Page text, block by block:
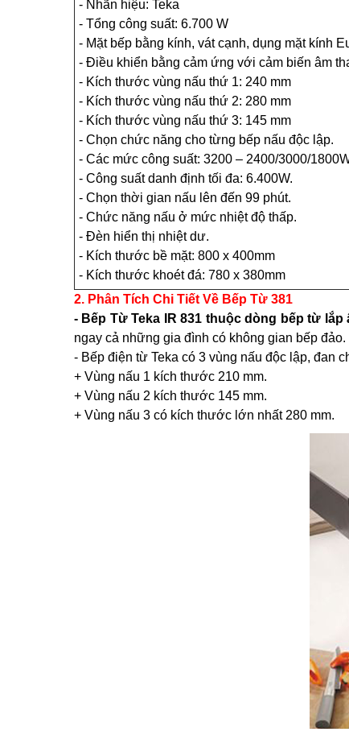
- Nhãn hiệu: Teka
- Tổng công suất: 6.700 W
- Mặt bếp bằng kính, vát cạnh, dụng mặt kính
- Điều khiển bằng cảm ứng với cảm biến âm
- Kích thước vùng nấu thứ 1: 240 mm
- Kích thước vùng nấu thứ 2: 280 mm
- Kích thước vùng nấu thứ 3: 145 mm
- Chọn chức năng cho từng bếp nấu độc lập.
- Các mức công suất: 3200 – 2400/3000/
- Công suất danh định tối đa: 6.400W.
- Chọn thời gian nấu lên đến 99 phút.
- Chức năng nấu ở mức nhiệt độ thấp.
- Đèn hiển thị nhiệt dư.
- Kích thước bề mặt: 800 x 400mm
- Kích thước khoét đá: 780 x 380mm
2. Phân Tích Chi Tiết Về Bếp Từ 381
- Bếp Từ Teka IR 831 thuộc dòng bếp từ lắp
ngay cả những gia đình có không gian bếp đảo.
- Bếp điện từ Teka có 3 vùng nấu độc lập, đan
+ Vùng nấu 1 kích thước 210 mm.
+ Vùng nấu 2 kích thước 145 mm.
+ Vùng nấu 3 có kích thước lớn nhất 280 mm.